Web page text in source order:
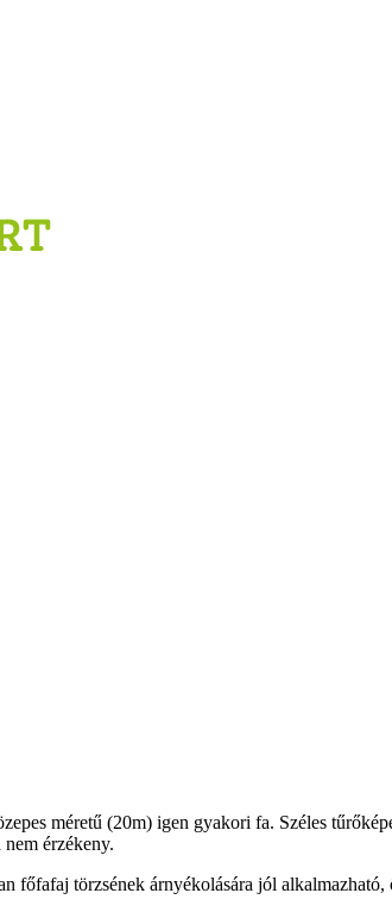
méretű (20m) igen gyakori fa. Széles
érzékeny.
törzsének árnyékolására jól